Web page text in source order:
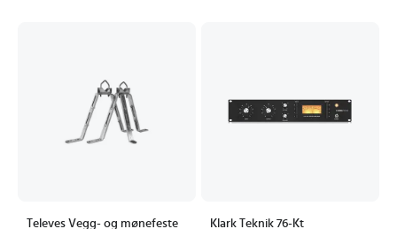
Televes Vegg- og mønefeste
Klark Teknik 76-Kt